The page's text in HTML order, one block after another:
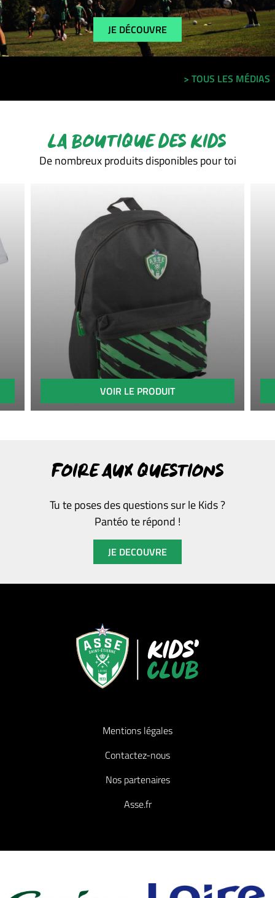
JE DÉCOUVRE
> TOUS LES MÉDIAS
LA BOUTIQUE DES KIDS
De nombreux produits disponibles pour toi
VOIR LE PRODUIT
FOIRE AUX QUESTIONS
Tu te poses des questions sur le Kids ?
Pantéo te répond !
JE DECOUVRE
Mentions légales
Contactez-nous
Nos partenaires
Asse.fr